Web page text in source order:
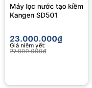
Hỗ trợ kỹ thuật 24/7,
chọn mua, lắp đặt đến
Showroom trải nghiệm
nghiệm thực tế sản
thống showroom
Máy lọc nước tạo kiềm
Kangen SD501
23.000.000₫
Giá niêm yết:
27.000.000₫